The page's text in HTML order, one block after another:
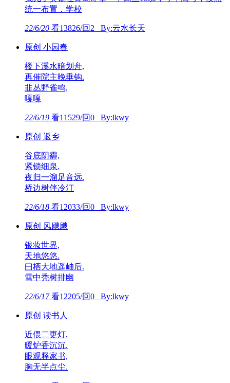
统一布置，学校
22/6/20 看13826/回2 By:云水长天
原创 小园春
楼下溪水暗划舟,
再催院主晚垂钩.
韭丛野雀鸣,
嘎嘎
22/6/19 看11529/回0 By:lkwy
原创 返乡
谷底阴霾,
紧锁细泉.
夜归一溜足音远.
桥边树伴冷汀
22/6/18 看12033/回0 By:lkwy
原创 风飕飕
银妆世界,
天地悠悠.
曰栖大地遥岫后.
雪中秃树排幽
22/6/17看12205/回0 By:lkwy
原创 读书人
近偎二更灯,
暖炉香沉沉.
眼观释家书,
胸无半点尘.